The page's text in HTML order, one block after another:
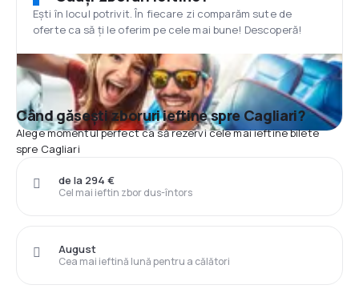
Ești în locul potrivit. În fiecare zi comparăm sute de
oferte ca să ți le oferim pe cele mai bune! Descoperă!
Când găsești zboruri ieftine spre Cagliari?
Alege momentul perfect ca să rezervi cele mai ieftine bilete
spre Cagliari
Cel mai ieftin zbor dus-întors
de la 294 €
Cea mai ieftină lună pentru a călători
August